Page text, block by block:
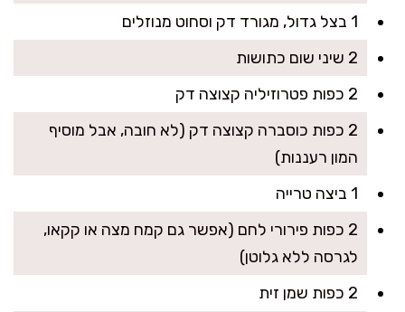
1 בצל גדול, מגורד דק וסחוט מנוזלים
2 שיני שום כתושות
2 כפות פטרוזיליה קצוצה דק
2 כפות כוסברה קצוצה דק (לא חובה, אבל מוסיף
המון רעננות)
1 ביצה טרייה
2 כפות פירורי לחם (אפשר גם קמח מצה או קקאו,
לגרסה ללא גלוטן)
2 כפות שמן זית